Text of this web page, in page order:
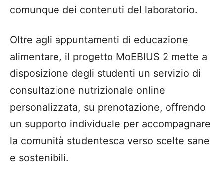
comunque dei contenuti del laboratorio.
Oltre agli appuntamenti di educazione
alimentare, il progetto MoEBIUS 2 mette a
disposizione degli studenti un servizio di
consultazione nutrizionale online
personalizzata, su prenotazione, offrendo
un supporto individuale per accompagnare
la comunità studentesca verso scelte sane
e sostenibili.